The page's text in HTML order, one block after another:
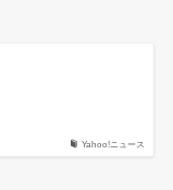
Yahoo!ニュース